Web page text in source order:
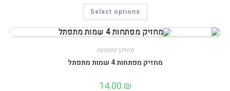
Select options
למוצר
יש
מספר
סוגים.
האפשרויות
מחזיקי מפתחות
מחזיק מפתחות 4 שמות מתפתל
14.00 ₪